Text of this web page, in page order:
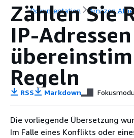
Dokumentation Amazon
Zählen Sie
IP-
Regeln
RSS Markdown
Die vorliegende Übersetzung
Im Falle eines Konflikts oder